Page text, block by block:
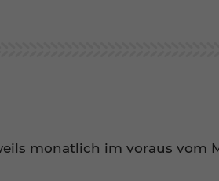
monatlich im voraus vom